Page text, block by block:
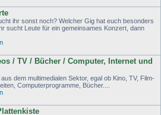
ihr sonst noch? Welcher Gig hat euch besonders
sucht Leute für ein gemeinsames Konzert, dann
/ TV / Bücher / Computer, Internet und
dem multimedialen Sektor, egal ob Kino, TV, Film-
Computerprogramme, Bücher....